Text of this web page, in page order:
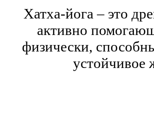
Хатха-йога – это
активно
физически,
устойчивое